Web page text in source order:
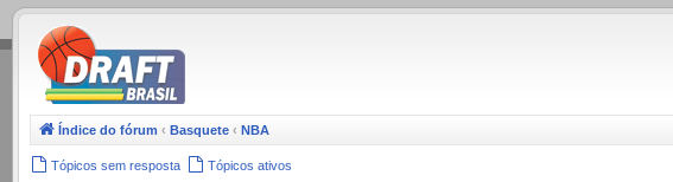
.
Índice do fórum ‹ Basquete ‹ NBA
Tópicos sem resposta Tópicos ativos